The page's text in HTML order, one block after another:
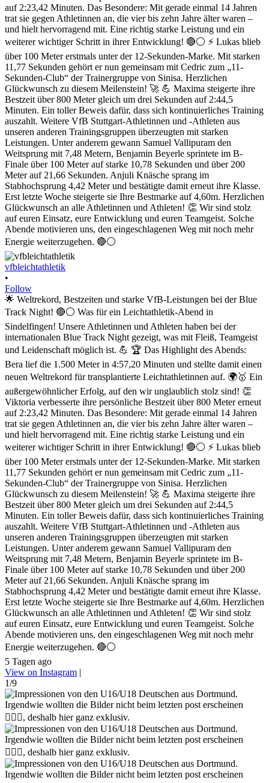
vfbleichtathletik
•
Follow
🌟 Weltrekord, Bestzeiten und starke VfB-Leistungen bei der Blue
Track Night! 🔴⚪ Was für ein Leichtathletik-Abend in
Sindelfingen! Unsere Athletinnen und Athleten haben bei der
internationalen Blue Track Night gezeigt, was mit Fleiß, Teamgeist
und Leidenschaft möglich ist. 💪 🏆 Das Highlight des Abends:
Bera lief die 1.500 Meter in 4:57,20 Minuten und stellte damit einen
neuen Weltrekord für transplantierte Leichtathletinnen auf. 🌍🥇 Ein
außergewöhnlicher Erfolg, auf den wir unglaublich stolz sind! 👏
Viktoria verbesserte ihre persönliche Bestzeit über 800 Meter erneut
auf 2:23,42 Minuten. Das Besondere: Mit gerade einmal 14 Jahren
trat sie gegen Athletinnen an, die vier bis zehn Jahre älter waren –
und hielt hervorragend mit. Eine richtig starke Leistung und ein
weiterer wichtiger Schritt in ihrer Entwicklung! 🔴⚪ ⚡ Lukas blieb
über 100 Meter erstmals unter der 12-Sekunden-Marke. Mit starken
11,77 Sekunden gehört er nun gemeinsam mit Cedric zum „11-
Sekunden-Club“ der Trainergruppe von Sinisa. Herzlichen
Glückwunsch zu diesem Meilenstein! 🚀 💪 Maxima steigerte ihre
Bestzeit über 800 Meter gleich um drei Sekunden auf 2:44,5
Minuten. Ein toller Beweis dafür, dass sich kontinuierliches Training
auszahlt. Weitere VfB Stuttgart-Athletinnen und -Athleten aus
unseren anderen Trainingsgruppen überzeugten mit starken
Leistungen. Unter anderem gewann Samuel Vallipuram den
Weitsprung mit 7,48 Metern, Benjamin Beyerle sprintete im B-
Finale über 100 Meter auf starke 10,78 Sekunden und über 200
Meter auf 21,66 Sekunden. Anjuli Knäsche sprang im
Stabhochsprung 4,42 Meter und bestätigte damit erneut ihre Klasse.
Erst letzte Woche steigerte sie Ihre Bestmarke auf 4,60m. Herzlichen
Glückwunsch an alle Athletinnen und Athleten! 👏 Wir sind stolz
auf euren Einsatz, eure Entwicklung und euren Teamgeist. Solche
Abende motivieren uns, den eingeschlagenen Weg mit noch mehr
Energie weiterzugehen. 🔴⚪
5 Tagen ago
View on Instagram |
1/9